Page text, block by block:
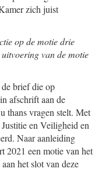
zich juist
op de motie drie
van de motie
brief die op
afschrift aan de
thans vragen stelt. Met
en Veiligheid en
Naar aanleiding
2021 een motie van het
het slot van deze